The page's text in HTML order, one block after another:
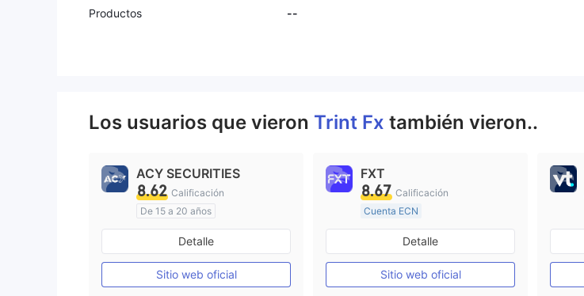
Productos
--
Los usuarios que vieron Trint Fx también vieron..
ACY SECURITIES
8.62 Calificación
De 15 a 20 años
Supervisión en Australia
Licencia completa de MT4
Detalle
Sitio web oficial
FXT
8.67 Calificación
Cuenta ECN
Más de 20 años
Supervisión en Australia
Creación Mercado Forex (MM)
Licencia completa de MT4
Detalle
Sitio web oficial